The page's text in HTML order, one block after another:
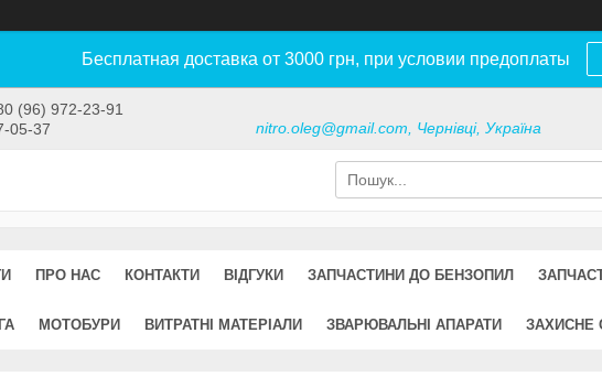
Бесплатная доставка от 3000 грн, при условии предоплаты
(96) 972-23-91
05-37
nitro.oleg@gmail.com, Чернівці, Україна
ПРО НАС КОНТАКТИ ВІДГУКИ ЗАПЧАСТИНИ ДО БЕНЗОПИЛ
МОТОБУРИ ВИТРАТНІ МАТЕРІАЛИ ЗВАРЮВАЛЬНІ АПАРАТИ ЗАХИСНЕ